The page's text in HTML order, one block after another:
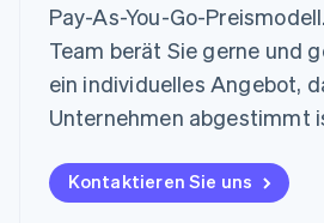
Pay-As-You-Go-
Team berät Sie gerne und
ein individuelles Angebot,
Unternehmen abgestimmt
Kontaktieren Sie uns
Norwegen
Österreich
DeutschEnglish
Polen
Portugal
PortuguêsEnglish
Rumänien